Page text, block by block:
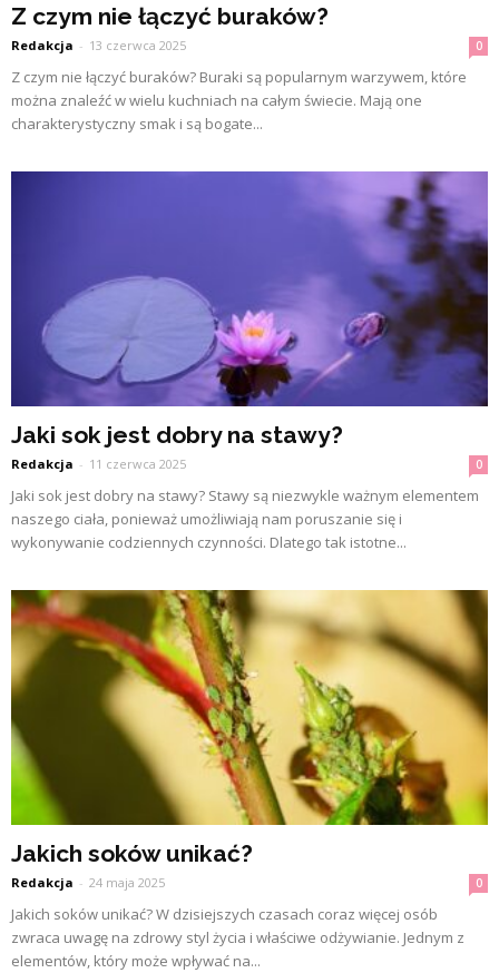
Z czym nie łączyć buraków?
Redakcja - 13 czerwca 2025 0
Z czym nie łączyć buraków? Buraki są popularnym warzywem, które
można znaleźć w wielu kuchniach na całym świecie. Mają one
charakterystyczny smak i są bogate...
Jaki sok jest dobry na stawy?
Redakcja - 11 czerwca 2025 0
Jaki sok jest dobry na stawy? Stawy są niezwykle ważnym elementem
naszego ciała, ponieważ umożliwiają nam poruszanie się i
wykonywanie codziennych czynności. Dlatego tak istotne...
Jakich soków unikać?
Redakcja - 24 maja 2025 0
Jakich soków unikać? W dzisiejszych czasach coraz więcej osób
zwraca uwagę na zdrowy styl życia i właściwe odżywianie. Jednym z
elementów, który może wpływać na...